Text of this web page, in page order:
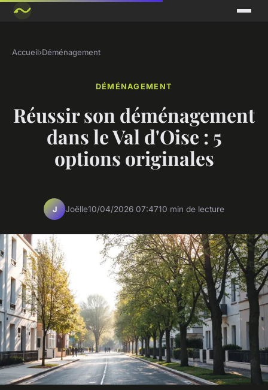
Accueil›Déménagement
DÉMÉNAGEMENT
Réussir son déménagement
dans le Val d'Oise : 5
options originales
J Joëlle10/04/2026 07:4710 min de lecture